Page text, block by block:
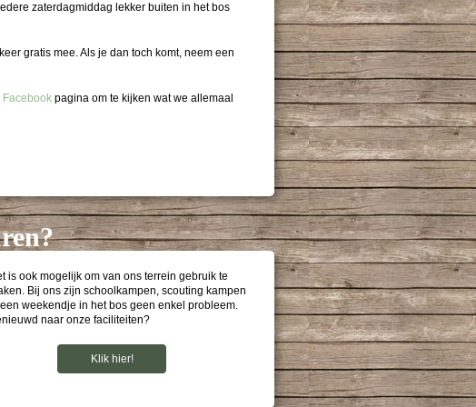
zaterdagmiddag lekker buiten in het bos
gratis mee. Als je dan toch komt, neem een
Facebook pagina om te kijken wat we allemaal
is ook mogelijk om van ons terrein gebruik te
Bij ons zijn schoolkampen, scouting kampen
weekendje in het bos geen enkel probleem.
naar onze faciliteiten?
Klik hier!